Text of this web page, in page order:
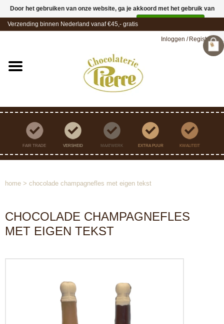
Verzending binnen Nederland vanaf €45,- gratis
Inloggen / Registreren
FAIR TRADE VERSHEID MAATWERK EXTRA PUUR KWALITEIT
home > chocolade champagnefles met eigen tekst
CHOCOLADE CHAMPAGNEFLES
MET EIGEN TEKST
Door het gebruiken van onze website, ga je akkoord met het gebruik van
cookies om onze website te verbeteren.
Meer over cookies »